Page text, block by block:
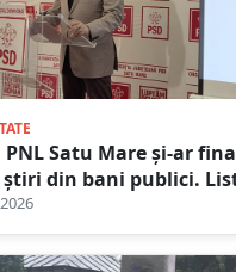
PNL Satu Mare și-ar
știri din bani publici.
au ”decartat”